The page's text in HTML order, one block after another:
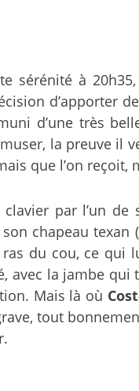
sérénité à 20h35,
d’apporter
d’une très
la preuve il
que l’on reçoit,
par l’un de
chapeau texan
du cou, ce qui
avec la jambe
Mais là où
tout